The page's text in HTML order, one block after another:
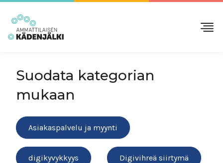
Suodata kategorian
mukaan
Asiakaspalvelu ja myynti
digikyvykkyys Digivihreä siirtymä